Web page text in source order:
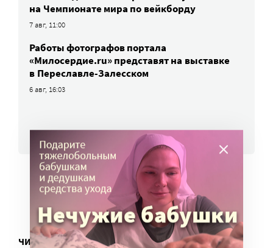
на Чемпионате мира по вейкборду
7 авг, 11:00
Работы фотографов портала
«Милосердие.ru» представят на выставке
в Переславле-Залесском
6 авг, 16:03
ЧИТАТЬ ЕЩЕ